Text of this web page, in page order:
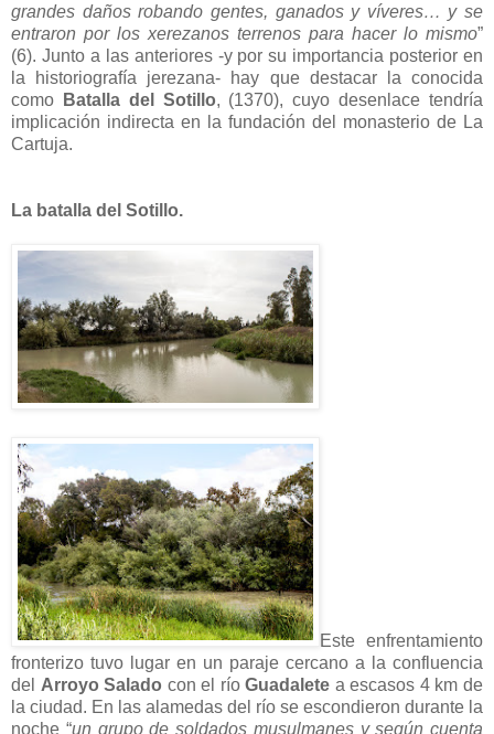
grandes daños robando gentes, ganados y víveres… y se
entraron por los xerezanos terrenos para hacer lo mismo”
(6). Junto a las anteriores -y por su importancia posterior en
la historiografía jerezana- hay que destacar la conocida
como
Batalla del Sotillo, (1370), cuyo desenlace tendría
implicación indirecta en la fundación del monasterio de La
Cartuja.
La batalla del Sotillo.
Este enfrentamiento
fronterizo tuvo lugar en un paraje cercano a la confluencia
del Arroyo Salado con el ríoGuadalete a escasos 4 km de
la ciudad. En las alamedas del río se escondieron durante la
noche “un grupo de soldados musulmanes y según cuenta